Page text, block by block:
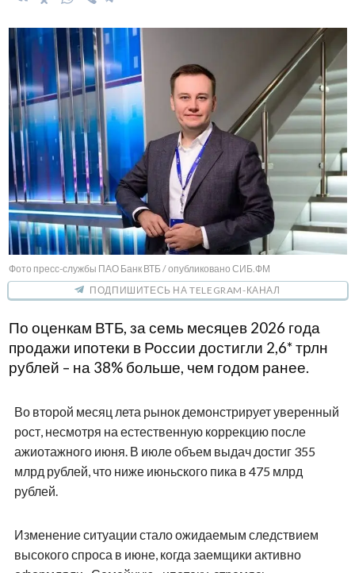
Фото пресс-службы ПАО Банк ВТБ / опубликовано СИБ.ФМ
ПОДПИШИТЕСЬ НА TELEGRAM-КАНАЛ
По оценкам ВТБ, за семь месяцев 2026 года
продажи ипотеки в России достигли 2,6* трлн
рублей – на 38% больше, чем годом ранее.
Во второй месяц лета рынок демонстрирует уверенный
рост, несмотря на естественную коррекцию после
ажиотажного июня. В июле объем выдач достиг 355
млрд рублей, что ниже июньского пика в 475 млрд
рублей.
Изменение ситуации стало ожидаемым следствием
высокого спроса в июне, когда заемщики активно